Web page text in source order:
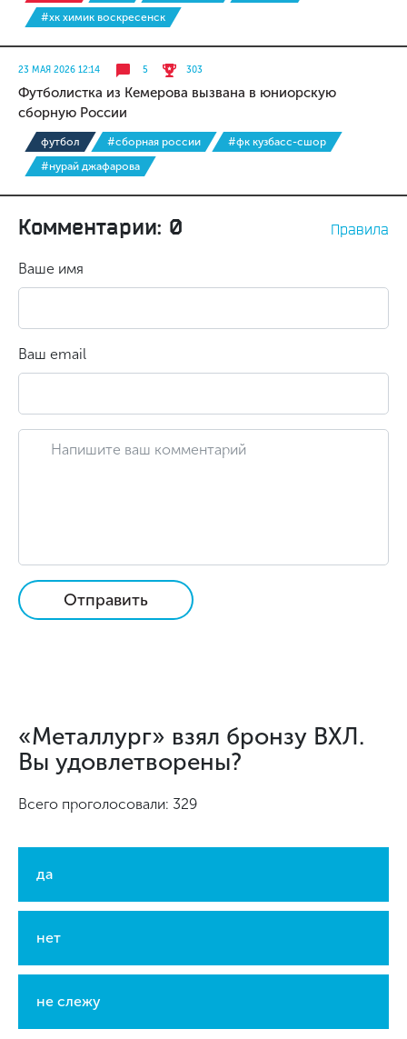
#хк химик воскресенск
23 МАЯ 2026 12:14 5 303
Футболистка из Кемерова вызвана в юниорскую
сборную России
футбол #сборная россии
#фк кузбасс-сшор
#нурай джафарова
Комментарии: 0 Правила
Ваше имя
Ваш email
Отправить
«Металлург» взял бронзу ВХЛ.
Вы удовлетворены?
Всего проголосовали: 329
да
нет
не слежу